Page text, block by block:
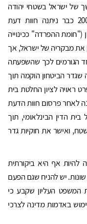
של ישראל בשטחי יהודה
שומרון, מזרח ירושלים ורצועת עזה. ב-2004 כבר ניתנה חוות דעת
("חומת ההפרדה" ככינוייה
את מבקריה של ישראל, אך
הגורמים לכך שהשפעתה
הביטחון הוקמה תוך
ראויה לציון החלטת בית
לאחר פרסום חוות הדעת
הדין הבינלאומי, תוך
ואישר את חוקיות גדר
אף היא ביקורתית
יש להניח שגם הפעם
המשפט העליון שקבע כי
באדמות מדינה לצרכי